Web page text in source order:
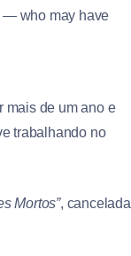
— who may have
mais de um ano e
trabalhando no
Mortos”, cancelada